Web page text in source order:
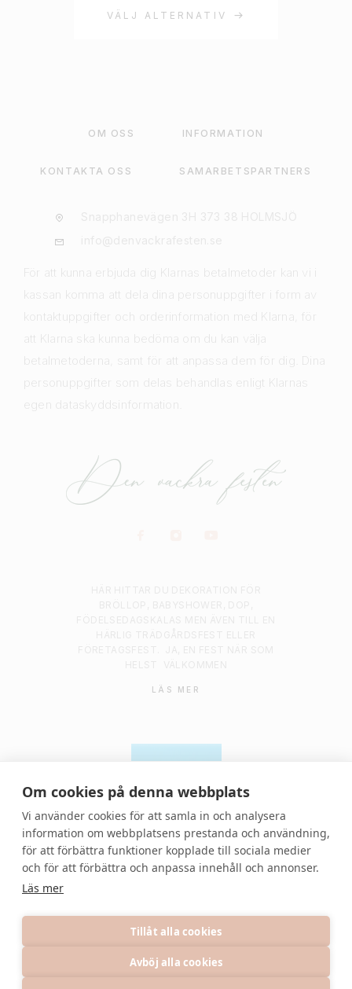
VÄLJ ALTERNATIV
OM OSS INFORMATION
KONTAKTA OSS SAMARBETSPARTNERS
För att kunna erbjuda dig Klarnas betalmetoder kan vi i
kassan komma att dela dina personuppgifter i form av
kontaktuppgifter och orderinformation med Klarna, för
att Klarna ska kunna bedöma om du kan välja
betalmetoderna, samt för att anpassa dem för dig. Dina
personuppgifter som delas behandlas enligt Klarnas
egen dataskyddsinformation.
LÄS MER
© 2021 Denvackrafesten | All rights reserved.
Om cookies på denna webbplats
Vi använder cookies för att samla in och analysera
information om webbplatsens prestanda och användning,
för att förbättra funktioner kopplade till sociala medier
och för att förbättra och anpassa innehåll och annonser.
Läs mer
Tillåt alla cookies
Avböj alla cookies